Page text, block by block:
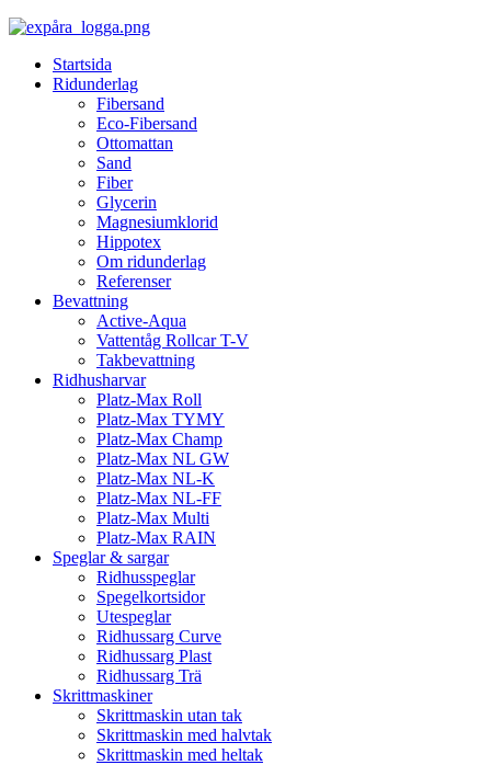
Startsida
Ridunderlag
Fibersand
Eco-Fibersand
Ottomattan
Sand
Fiber
Glycerin
Magnesiumklorid
Hippotex
Om ridunderlag
Referenser
Bevattning
Active-Aqua
Vattentåg Rollcar T-V
Takbevattning
Ridhusharvar
Platz-Max Roll
Platz-Max TYMY
Platz-Max Champ
Platz-Max NL GW
Platz-Max NL-K
Platz-Max NL-FF
Platz-Max Multi
Platz-Max RAIN
Speglar & sargar
Ridhusspeglar
Spegelkortsidor
Utespeglar
Ridhussarg Curve
Ridhussarg Plast
Ridhussarg Trä
Skrittmaskiner
Skrittmaskin utan tak
Skrittmaskin med halvtak
Skrittmaskin med heltak